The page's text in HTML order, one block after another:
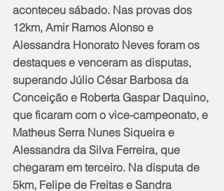
aconteceu sábado. Nas provas dos
12km, Amir Ramos Alonso e
Alessandra Honorato Neves foram os
destaques e venceram as disputas,
superando Júlio César Barbosa da
Conceição e Roberta Gaspar Daquino,
que ficaram com o vice-campeonato, e
Matheus Serra Nunes Siqueira e
Alessandra da Silva Ferreira, que
chegaram em terceiro. Na disputa de
5km, Felipe de Freitas e Sandra